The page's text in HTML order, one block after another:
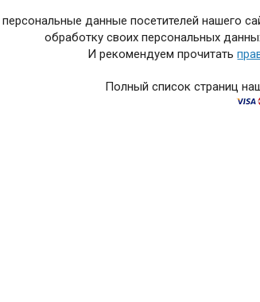
данные посетителей нашего
обработку своих персональных
И рекомендуем прочитать
Полный список страниц